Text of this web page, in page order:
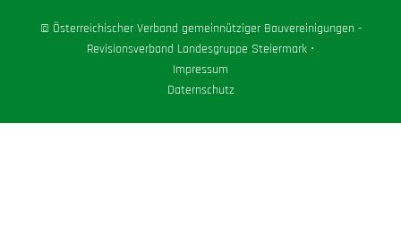
© Österreichischer Verband gemeinnütziger Bauvereinigungen -
Revisionsverband Landesgruppe Steiermark ⋅
Impressum
Daternschutz